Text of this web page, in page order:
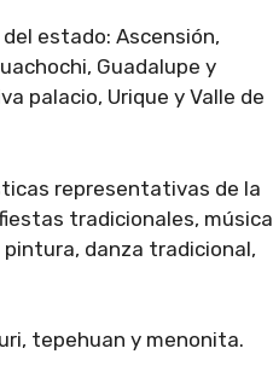
estado: Ascensión,
Guadalupe y
palacio, Urique y Valle de
representativas de la
tradicionales, música
danza tradicional,
tepehuan y menonita.